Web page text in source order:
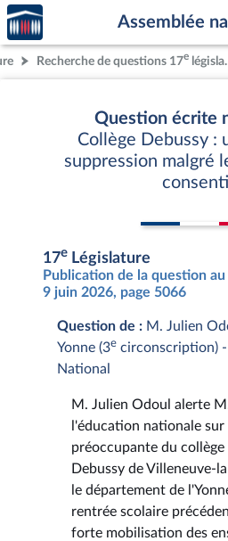
Aller au contenu
Aller en bas de la page
Accèder
à la
page
d'accueil
Assemblée
Recherche de questions 17e législature
Question écrite
Collège Debussy :
suppression malgré
17e Législature
Publication de la question
9 juin 2026, page 5066
Question de : M. Julien
Yonne (3e circonscription) -
National
M. Julien Odoul alerte
l'éducation nationale
préoccupante du collège
Debussy de Villeneuve-
le département de
rentrée scolaire
forte mobilisation des